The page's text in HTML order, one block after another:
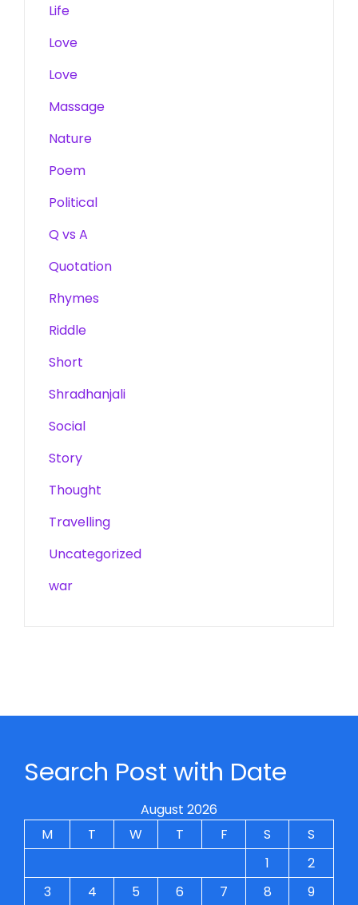
Life
Love
Love
Massage
Nature
Poem
Political
Q vs A
Quotation
Rhymes
Riddle
Short
Shradhanjali
Social
Story
Thought
Travelling
Uncategorized
war
Search Post with Date
August 2026
M
T W T F S
S
1
2
3
4 5 6 7 8
9